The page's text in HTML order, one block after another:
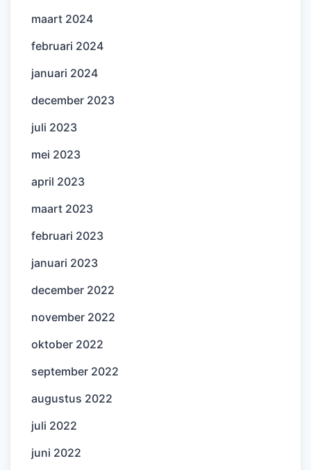
maart 2024
februari 2024
januari 2024
december 2023
juli 2023
mei 2023
april 2023
maart 2023
februari 2023
januari 2023
december 2022
november 2022
oktober 2022
september 2022
augustus 2022
juli 2022
juni 2022